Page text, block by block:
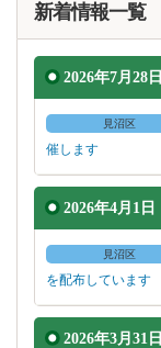
新着情報一覧
2026年7月28
見沼区
催します
2026年4月1日
見沼区
を配布しています
2026年3月31